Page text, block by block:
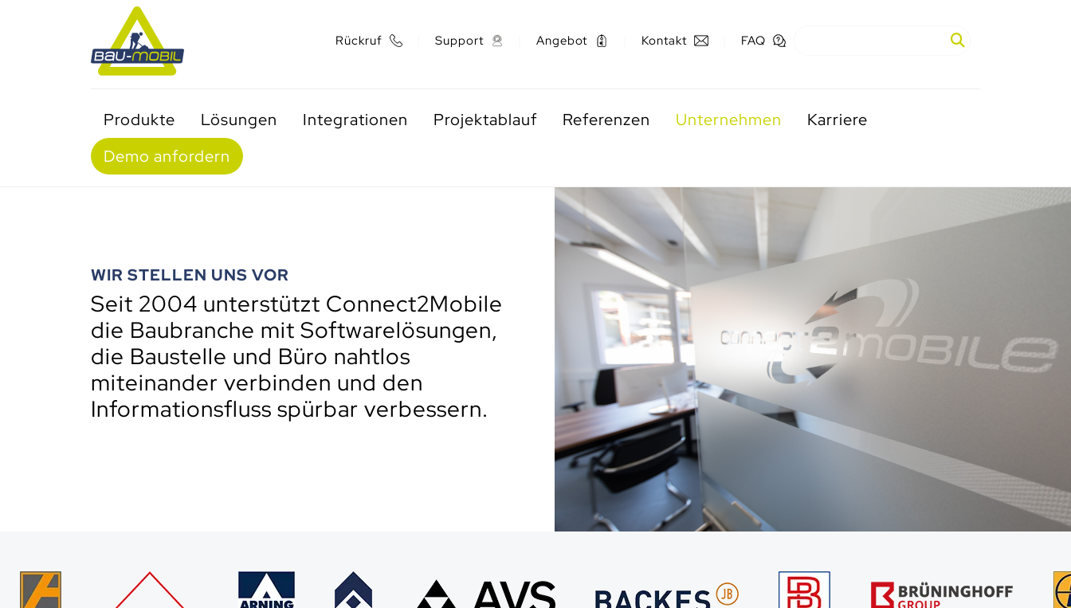
Rückruf Support Angebot Kontakt FAQ
Produkte Lösungen Integrationen Projektablauf Referenzen Unternehmen
Karriere
Demo anfordern
WIR STELLEN UNS VOR
Seit 2004 unterstützt Connect2Mobile
die Baubranche mit Softwarelösungen,
die Baustelle und Büro nahtlos
miteinander verbinden und den
Informationsfluss spürbar verbessern.